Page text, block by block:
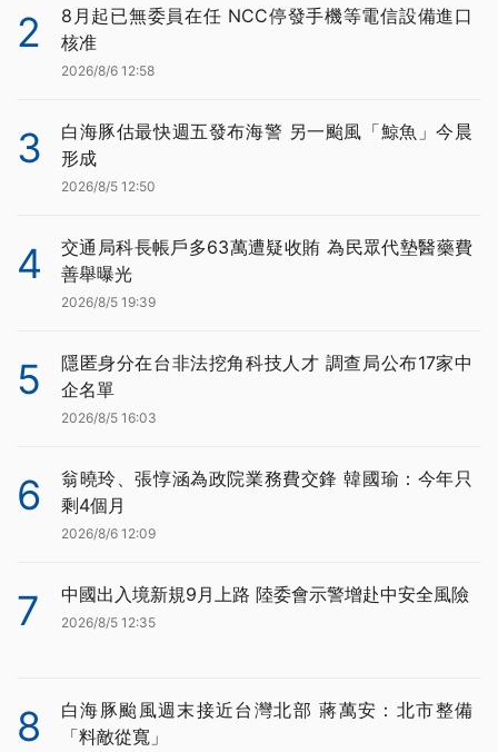
2
8月起已無委員在任 NCC停發手機等電信設備進口
核准
2026/8/6 12:58
3
白海豚估最快週五發布海警 另一颱風「鯨魚」今晨
形成
2026/8/5 12:50
4
交通局科長帳戶多63萬遭疑收賄 為民眾代墊醫藥費
善舉曝光
2026/8/5 19:39
5
隱匿身分在台非法挖角科技人才 調查局公布17家中
企名單
2026/8/5 16:03
6
翁曉玲、張惇涵為政院業務費交鋒 韓國瑜：今年只
剩4個月
2026/8/6 12:09
7 中國出入境新規9月上路 陸委會示警增赴中安全風險
2026/8/5 12:35
8
白海豚颱風週末接近台灣北部 蔣萬安：北市整備
「料敵從寬」